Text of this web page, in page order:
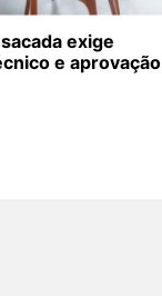
exige
e aprovação